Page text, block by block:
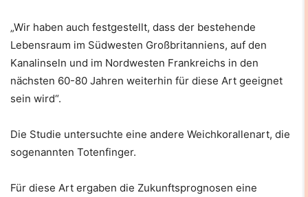
„Wir haben auch festgestellt, dass der bestehende
Lebensraum im Südwesten Großbritanniens, auf den
Kanalinseln und im Nordwesten Frankreichs in den
nächsten 60-80 Jahren weiterhin für diese Art geeignet
sein wird“.
Die Studie untersuchte eine andere Weichkorallenart, die
sogenannten Totenfinger.
Für diese Art ergaben die Zukunftsprognosen eine